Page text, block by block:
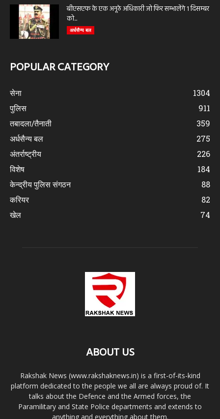
बीएसएफ के एक अनूठे अधिकारी जो फिर सम्भालेंगे 1 दिसम्बर
को...
अर्धसैन्य बल
POPULAR CATEGORY
सेना
1304
पुलिस
911
तबादला/तैनाती
359
अर्धसैन्य बल
275
अंतर्राष्ट्रीय
226
विशेष
184
केन्द्रीय पुलिस संगठन
88
करियर
82
खेल
74
ABOUT US
Rakshak News (www.rakshaknews.in) is a first-of-its-kind
platform dedicated to the people we all are always proud of. It
talks about the Defence and the Armed forces, the
Paramilitary and State Police departments and extends to
anything and everything about them.